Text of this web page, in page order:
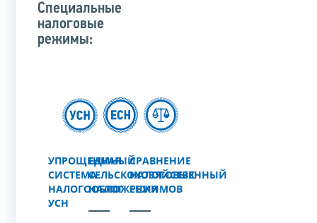
Специальные
налоговые
режимы:
УПРОЩЕННАЯ
СИСТЕМА
НАЛОГООБЛОЖЕНИЯ
УСН
ЕДИНЫЙ
СЕЛЬСКОХОЗЯЙСТВЕННЫЙ
НАЛОГ
СРАВНЕНИЕ
НАЛОГОВЫХ
РЕЖИМОВ